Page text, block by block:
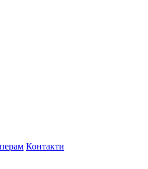
Контакти